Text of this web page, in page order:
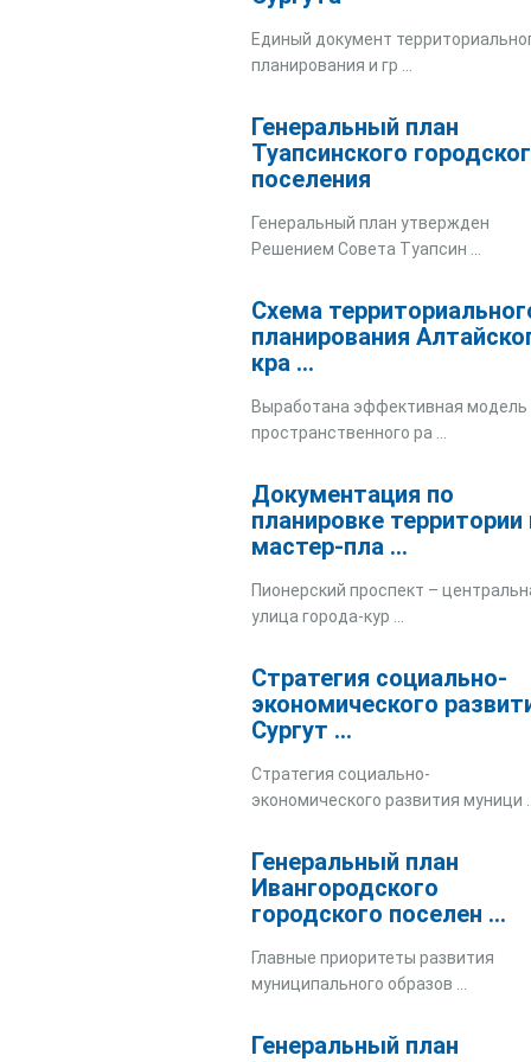
Единый документ
планирования и гр ...
Генеральный план
Туапсинского
поселения
Генеральный план утвержден
Решением Совета Туапсин ...
Схема
планирования
кра ...
Выработана эффективная модель
пространственного ра ...
Документация по
планировке территории
мастер-пла ...
Пионерский проспект –
улица города-кур ...
Стратегия социально-
экономического
Сургут ...
Стратегия социально-
экономического развития муници ...
Генеральный план
Ивангородского
городского поселен ...
Главные приоритеты развития
муниципального образов ...
Генеральный план